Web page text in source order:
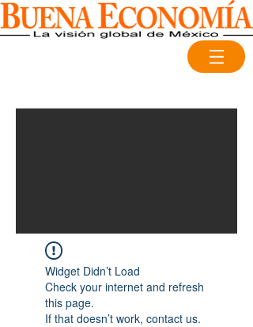
Widget Didn’t Load
Check your internet and refresh
this page.
If that doesn’t work, contact us.